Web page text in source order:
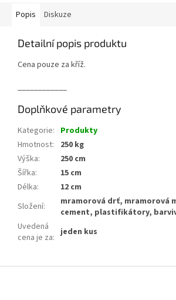
Popis Diskuze
Detailní popis produktu
Cena pouze za kříž.
____________
Doplňkové parametry
Kategorie: Produkty
Hmotnost:
250 kg
Výška:
250 cm
Šířka:
15 cm
Délka:
12 cm
Složení:
mramorová drť, mramorová
cement, plastifikátory,
Uvedená
cena je za: jeden kus